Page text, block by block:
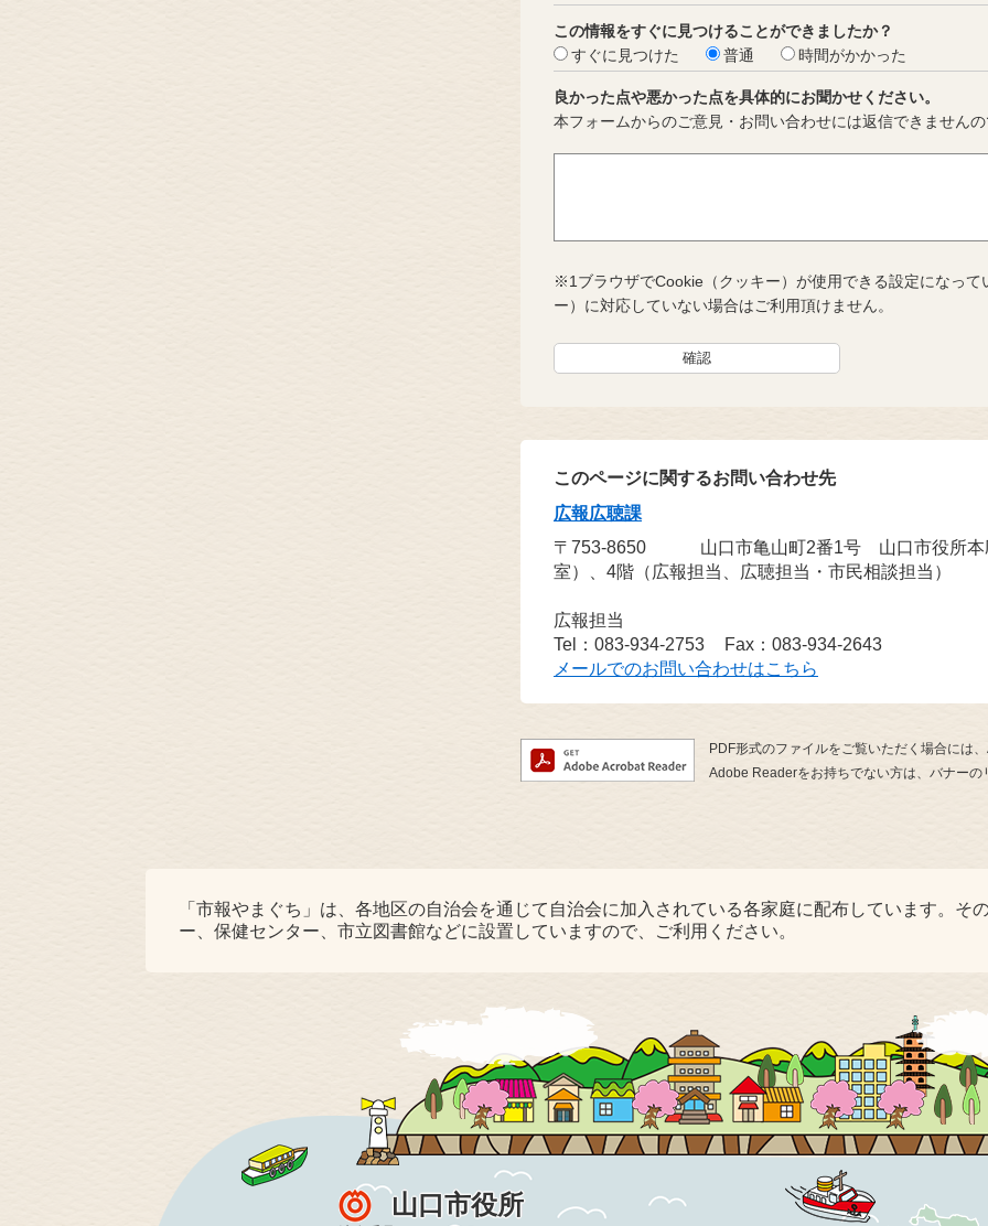
この情報をすぐに見つけることができましたか？
すぐに見つけた
普通 時間がかかった
良かった点や悪かった点を具体的にお聞かせください。
本フォームからのご意見・お問い合わせには返信できません
※1ブラウザでCookie（クッキー）が使用できる設定になっ
ー）に対応していない場合はご利用頂けません。
このページに関するお問い合わせ先
広報広聴課
〒753-8650
山口市亀山町2番1号 山口市役所
室）、4階（広報担当、広聴担当・市民相談担当）
広報担当
Tel：083-934-2753
Fax：083-934-2643
メールでのお問い合わせはこちら
PDF形式のファイルをご覧いただく場合には
Adobe Readerをお持ちでない方は、バナー
「市報やまぐち」は、各地区の自治会を通じて自治会に加入されている各家庭に配布しています。そ
ー、保健センター、市立図書館などに設置していますので、ご利用ください。
山口市役所